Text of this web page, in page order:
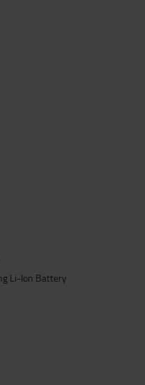
Li-Ion Battery